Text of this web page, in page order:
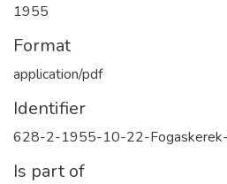
1955
Format
application/pdf
Identifier
628-2-1955-10-22-
Is part of